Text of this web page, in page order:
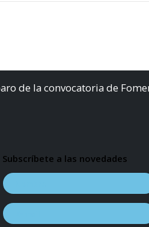
de la convocatoria de
Subscríbete a las novedades